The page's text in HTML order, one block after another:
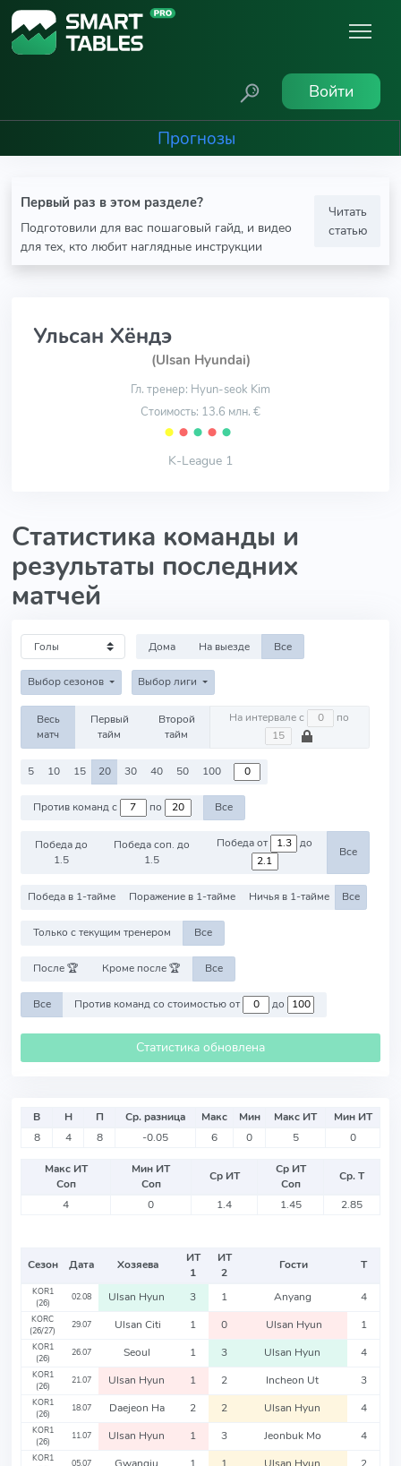
Войти
Прогнозы
Первый раз в этом разделе?
Подготовили для вас пошаговый гайд, и видео
для тех, кто любит наглядные инструкции
Читать
статью
Ульсан Хёндэ
(Ulsan Hyundai)
Гл. тренер: Hyun-seok Kim
Стоимость: 13.6 млн. €
⬤ ⬤ ⬤ ⬤ ⬤
K-League 1
Статистика команды и
результаты последних
матчей
Дома На выезде Все
Выбор сезонов Выбор лиги
Весь
матч
Первый
тайм
Второй
тайм
На интервале с по
5 10 15 20 30 40 50 100
Против команд с по Все
Победа до
1.5
Победа соп. до
1.5
Победа от до
Все
Победа в 1-тайме Поражение в 1-тайме Ничья в 1-тайме Все
Только с текущим тренером Все
После 🏆 Кроме после 🏆 Все
Все Против команд со стоимостью от до
Статистика обновлена
В Н П Ср. разница Макс Мин Макс ИТ
Мин ИТ
8
4 8 -0.05 6 0 5 0
Макс ИТ
Соп
Мин ИТ
Соп
Ср ИТ
Ср ИТ
Соп
Ср. Т
4
0 1.4 1.45 2.85
Сезон Дата Хозяева
ИТ
1
ИТ
2
Гости Т
KOR1
(26)
02.08 Ulsan Hyun 3 1 Anyang 4
KORC
(26/27)
29.07 Ulsan Citi 1 0 Ulsan Hyun 1
KOR1
(26)
26.07 Seoul 1 3 Ulsan Hyun 4
KOR1
(26)
21.07 Ulsan Hyun 1 2 Incheon Ut 3
KOR1
(26)
18.07 Daejeon Ha 2 2 Ulsan Hyun 4
KOR1
(26)
11.07 Ulsan Hyun 1 3 Jeonbuk Mo 4
KOR1
05.07 Gwangju 1 1 Ulsan Hyun 2